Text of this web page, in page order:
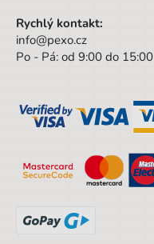
Rychlý kontakt:
info@pexo.cz
Po - Pá: od 9:00 do 15:00